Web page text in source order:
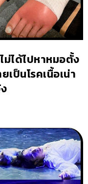
ได้ไปหาหมอตั้ง
ป็นโรคเนื้อเน่า